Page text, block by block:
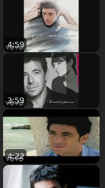
4:59
3:59
4:22